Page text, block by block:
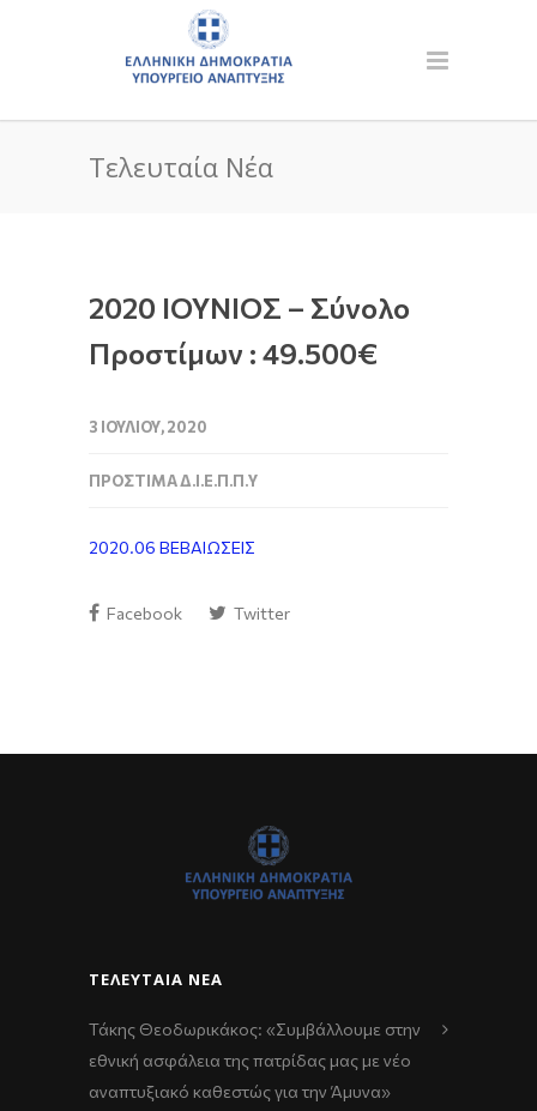
Τελευταία Νέα
2020 ΙΟΥΝΙΟΣ – Σύνολο
Προστίμων : 49.500€
3 ΙΟΥΛΊΟΥ, 2020
ΠΡΌΣΤΙΜΑ Δ.Ι.Ε.Π.Π.Υ
2020.06 ΒΕΒΑΙΩΣΕΙΣ
Facebook Twitter
ΤΕΛΕΥΤΑΊΑ ΝΈΑ
Τάκης Θεοδωρικάκος: «Συμβάλλουμε στην
εθνική ασφάλεια της πατρίδας μας με νέο
αναπτυξιακό καθεστώς για την Άμυνα»